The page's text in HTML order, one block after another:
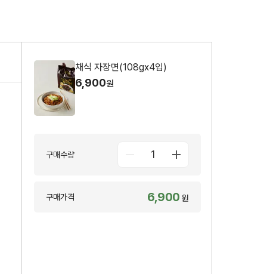
채식 자장면(108gx4입)
6,900원
구매수량 1
구매가격 6,900 원